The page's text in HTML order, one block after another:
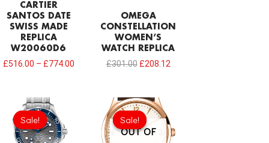
CARTIER
SANTOS DATE
SWISS MADE
REPLICA
W20060D6
£516.00 – £774.00
OMEGA
CONSTELLATION
WOMEN’S
WATCH REPLICA
£301.00 £208.12
Sale!
Sale!
Original
price
was:
£301.00.
£208.12.
Sale!
OUT OF
Sale!
Original
price
was:
£275.20.
is:
£208.12.